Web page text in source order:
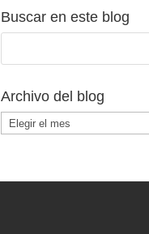
Buscar en este blog
Archivo del blog
Archivo
del